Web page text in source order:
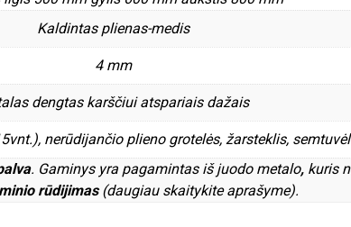
Kaldintas plienas-medis
4 mm
dengtas karščiui atspariais dažais
nerūdijančio plieno grotelės, žarsteklis,
. Gaminys yra pagamintas iš juodo metalo, kuris
rūdijimas(daugiau skaitykite aprašyme).